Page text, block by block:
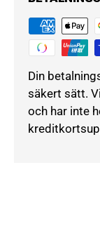
Din
säkert sätt.
och har inte